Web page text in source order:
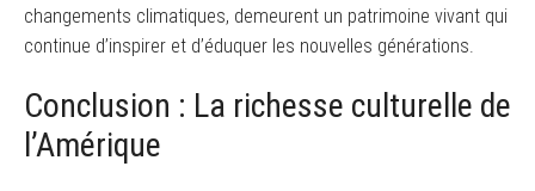
changements climatiques, demeurent un patrimoine vivant qui
continue d’inspirer et d’éduquer les nouvelles générations.
Conclusion : La richesse culturelle de
l’Amérique